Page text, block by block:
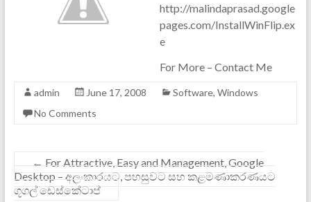
http://malindaprasad.google
pages.com/InstallWinFlip.ex
e
For More – Contact Me
admin June 17, 2008 Software, Windows
No Comments
← For Attractive, Easy and Management, Google
Desktop – අලංකාරයට, පහසුව‍ට සහ කළමණාකරණය‍ට
ගූගල් ඩෙස්ක්‍ටොප්